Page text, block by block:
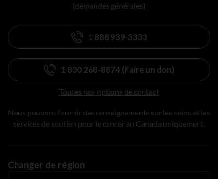
(demandes générales)
1 888 939-3333
1 800 268-8874 (Faire un don)
Toutes nos options de contact
Nous pouvons fournir des renseignements sur les soins et les
services de soutien pour le cancer au Canada uniquement.
Changer de région